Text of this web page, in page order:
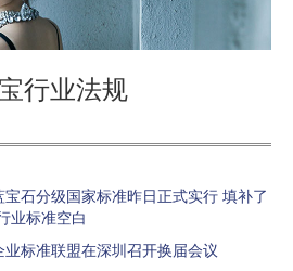
行业法规
宝石分级国家标准昨日正式实行 填补了
业标准空白
标准联盟在深圳召开换届会议